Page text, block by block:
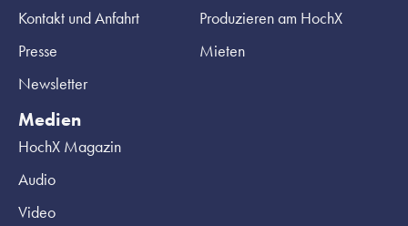
Kontakt und Anfahrt
Presse
Newsletter
Produzieren am HochX
Mieten
Medien
HochX Magazin
Audio
Video